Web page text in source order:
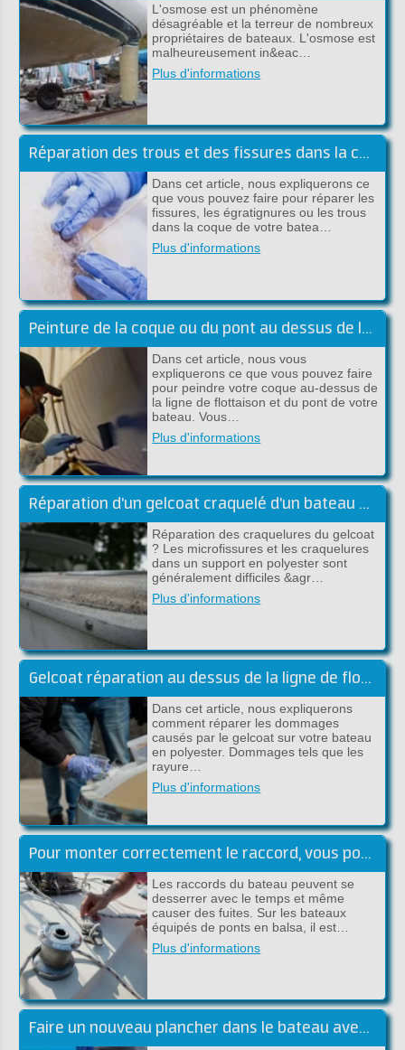
L'osmose est un phénomène
désagréable et la terreur de nombreux
propriétaires de bateaux. L'osmose est
malheureusement in&eac…
Plus d'informations
Réparation des trous et des fissures dans la coque au-dessus de la ligne de flottaison
Dans cet article, nous expliquerons ce
que vous pouvez faire pour réparer les
fissures, les égratignures ou les trous
dans la coque de votre batea…
Plus d'informations
Peinture de la coque ou du pont au dessus de la flottaison
Dans cet article, nous vous
expliquerons ce que vous pouvez faire
pour peindre votre coque au-dessus de
la ligne de flottaison et du pont de votre
bateau. Vous…
Plus d'informations
Réparation d'un gelcoat craquelé d'un bateau en polyester
Réparation des craquelures du gelcoat
? Les microfissures et les craquelures
dans un support en polyester sont
généralement difficiles &agr…
Plus d'informations
Gelcoat réparation au dessus de la ligne de flottaison
Dans cet article, nous expliquerons
comment réparer les dommages
causés par le gelcoat sur votre bateau
en polyester. Dommages tels que les
rayure…
Plus d'informations
Pour monter correctement le raccord, vous pouvez utiliser le plan suivant, étape par étape:
Les raccords du bateau peuvent se
desserrer avec le temps et même
causer des fuites. Sur les bateaux
équipés de ponts en balsa, il est…
Plus d'informations
Faire un nouveau plancher dans le bateau avec du polyester